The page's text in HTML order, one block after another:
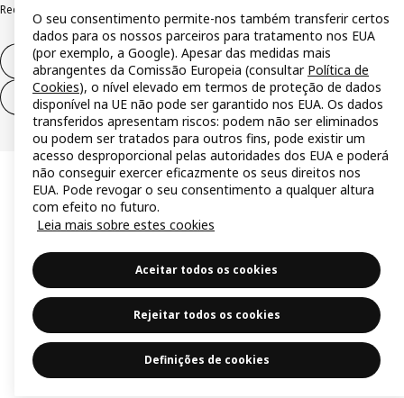
Reclamações e resolução de litígios
Direito de livre resolução
Direito de livre resolução (serviços)
O seu consentimento permite-nos também transferir certos
dados para os nossos parceiros para tratamento nos EUA
(por exemplo, a Google). Apesar das medidas mais
abrangentes da Comissão Europeia (consultar Política de
Cookies), o nível elevado em termos de proteção de dados
disponível na UE não pode ser garantido nos EUA. Os dados
transferidos apresentam riscos: podem não ser eliminados
ou podem ser tratados para outros fins, pode existir um
acesso desproporcional pelas autoridades dos EUA e poderá
não conseguir exercer eficazmente os seus direitos nos
EUA. Pode revogar o seu consentimento a qualquer altura
com efeito no futuro.
Leia mais sobre estes cookies
Aceitar todos os cookies
Rejeitar todos os cookies
Definições de cookies